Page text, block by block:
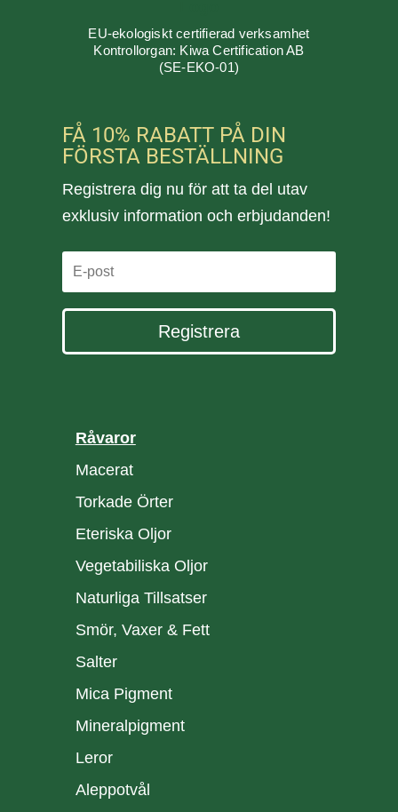
EU-ekologiskt certifierad verksamhet
Kontrollorgan: Kiwa Certification AB
(SE-EKO-01)
FÅ 10% RABATT PÅ DIN
FÖRSTA BESTÄLLNING
Registrera dig nu för att ta del utav
exklusiv information och erbjudanden!
Registrera
Råvaror
Macerat
Torkade Örter
Eteriska Oljor
Vegetabiliska Oljor
Naturliga Tillsatser
Smör, Vaxer & Fett
Salter
Mica Pigment
Mineralpigment
Leror
Aleppotvål